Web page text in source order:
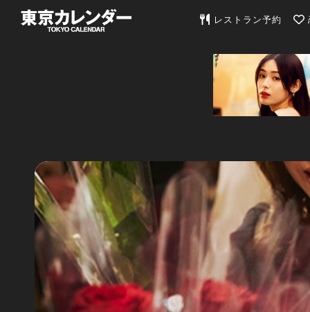
東京カレンダー | 最新
レストラン予約